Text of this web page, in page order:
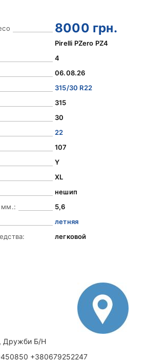
8000 грн.
Pirelli PZero PZ4
4
06.08.26
315/30 R22
315
30
22
107
Y
XL
нешип
мм.:
5,6
летняя
легковой
Дружби Б/Н
+380679252247